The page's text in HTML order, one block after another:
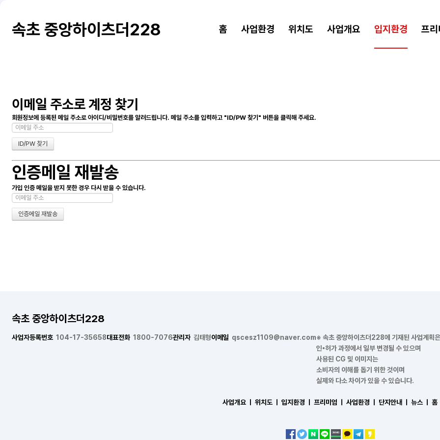
속초 중앙하이츠더228 홈 사업환경 위치도 사업개요 입지환경 프
이메일 주소로 계정 찾기
회원정보에 등록된 메일 주소로 아이디/비밀번호를 알려드립니다. 메일 주소를 입력하고 "ID/PW 찾기" 버튼을 클릭해 주세요.
인증메일 재발송
가입 인증 메일을 받지 못한 경우 다시 받을 수 있습니다.
속초 중앙하이츠더228
사업자등록번호 104-17-35658대표전화 1800-7076관리자 김태형이메일 qscesz1109@naver.com※ 속초 중앙하이츠더228에 기재된 사업계획은
인•허가 과정에서 일부 변경될 수 있으며
사용된 CG 및 이미지는
소비자의 이해를 돕기 위한 것이며
실제와 다소 차이가 있을 수 있습니다.
사업개요 ㅣ 위치도 ㅣ 입지환경 ㅣ 프리미엄 ㅣ 사업환경 ㅣ 단지안내 ㅣ 뉴스 ㅣ 홈